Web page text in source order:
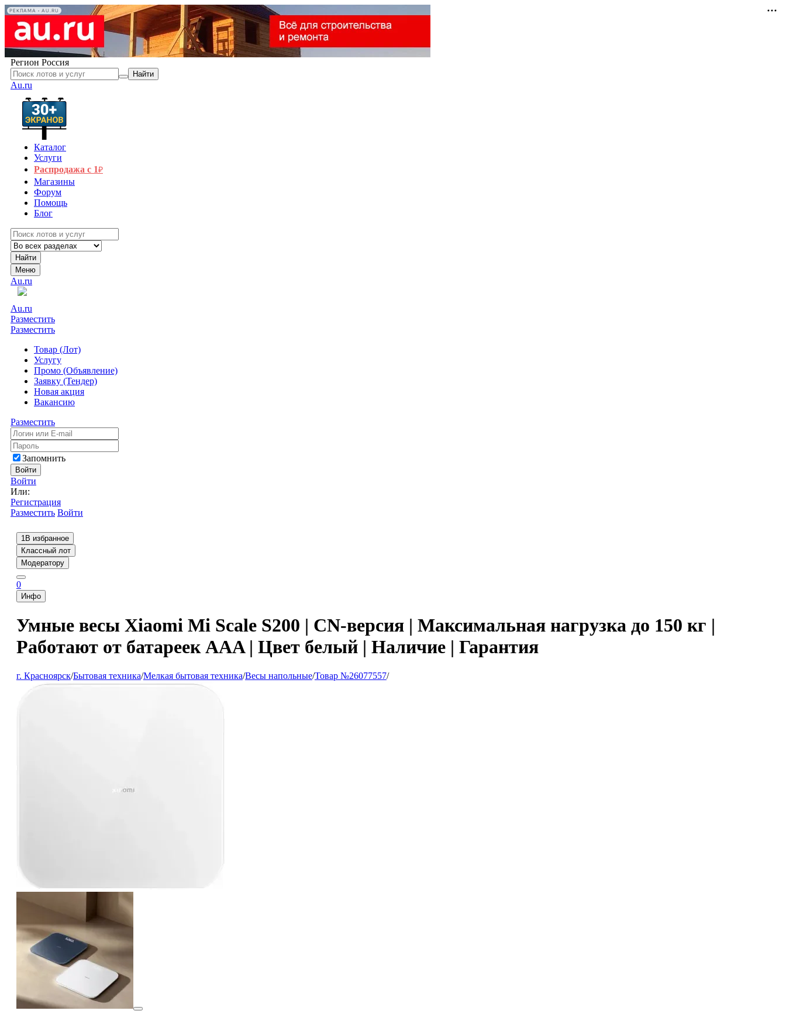
РЕКЛАМА • AU.RU
Регион Россия
Найти
Au.ru
Каталог
Услуги
Распродажа с 1₽
Магазины
Форум
Помощь
Блог
Найти
Меню
Au.ru
Au.ru
Разместить
Разместить
Товар (Лот)
Услугу
Промо (Объявление)
Заявку (Тендер)
Новая акция
Вакансию
Разместить
Запомнить
Войти
Войти
Или:
Регистрация
Разместить Войти
1В избранное
Классный лот
Модератору
0
Инфо
Умные весы Xiaomi Mi Scale S200 | CN-версия | Максимальная нагрузка до 150 кг |
Работают от батареек AAA | Цвет белый | Наличие | Гарантия
г. Красноярск/Бытовая техника/Мелкая бытовая техника/Весы напольные/Товар №26077557/